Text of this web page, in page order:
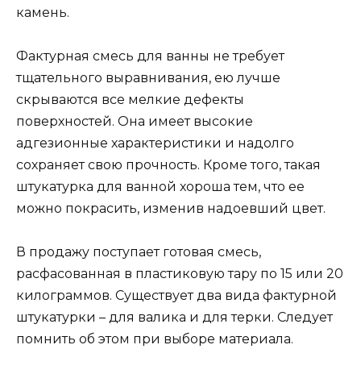
камень.
Фактурная смесь для ванны не требует
тщательного выравнивания, ею лучше
скрываются все мелкие дефекты
поверхностей. Она имеет высокие
адгезионные характеристики и надолго
сохраняет свою прочность. Кроме того, такая
штукатурка для ванной хороша тем, что ее
можно покрасить, изменив надоевший цвет.
В продажу поступает готовая смесь,
расфасованная в пластиковую тару по 15 или 20
килограммов. Существует два вида фактурной
штукатурки – для валика и для терки. Следует
помнить об этом при выборе материала.